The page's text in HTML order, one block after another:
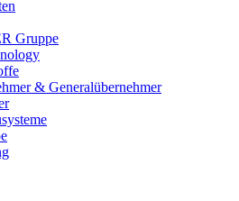
Gruppe
& Generalübernehmer